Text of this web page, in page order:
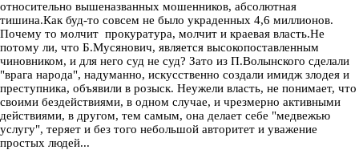
относительно вышеназванных мошенников, абсолютная
тишина.Как буд-то совсем не было украденных 4,6 миллионов.
Почему то молчит прокуратура, молчит и краевая власть.Не
потому ли, что Б.Мусянович, является высокопоставленным
чиновником, и для него суд не суд? Зато из П.Волынского сделали
"врага народа", надуманно, искусственно создали имидж злодея и
преступника, объявили в розыск. Неужели власть, не понимает, что
своими бездействиями, в одном случае, и чрезмерно активными
действиями, в другом, тем самым, она делает себе "медвежью
услугу", теряет и без того небольшой авторитет и уважение
простых людей...